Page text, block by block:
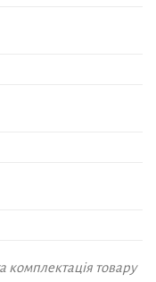
комплектація товару